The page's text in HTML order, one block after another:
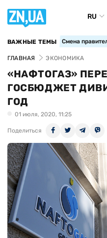
RU
ВАЖНЫЕ ТЕМЫ Смена
ГЛАВНАЯ ЭКОНОМИКА
«НАФТОГАЗ»
ГОСБЮДЖЕТ
ГОД
01 июля, 2020, 11:25
Поделиться